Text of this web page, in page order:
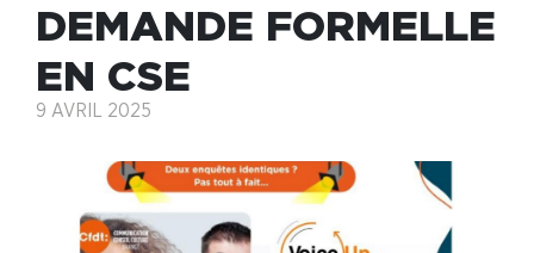
DEMANDE FORMELLE
EN CSE
9 AVRIL 2025